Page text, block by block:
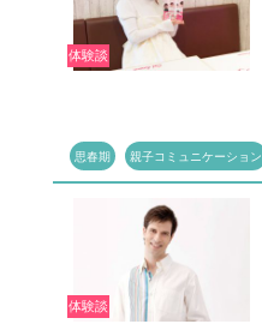
体験談
思春期 親子コミュニケーション
体験談